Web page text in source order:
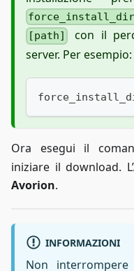
[path]
con il
server. Per esempio:
Ora esegui il
iniziare il download.
Avorion.
INFORMAZIONI
Non